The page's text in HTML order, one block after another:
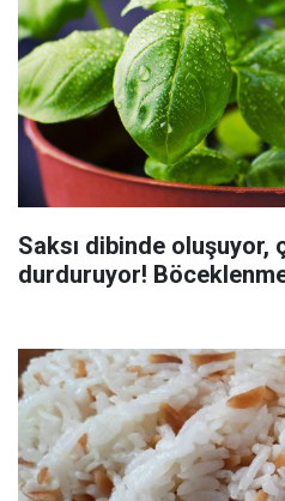
Saksı dibinde
durduruyor!